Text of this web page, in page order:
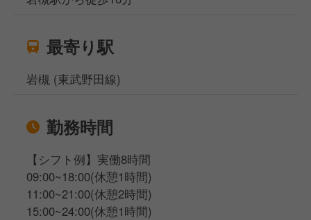
最寄り駅
岩槻 (東武野田線)
勤務時間
【シフト例】実働8時間
09:00~18:00(休憩1時間)
11:00~21:00(休憩2時間)
15:00~24:00(休憩1時間)